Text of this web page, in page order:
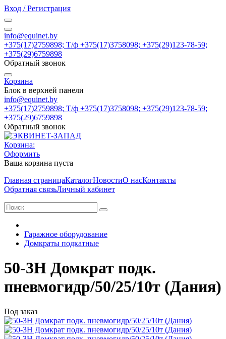
Вход / Регистрация
info@equinet.by
+375(17)2759898; Т/ф +375(17)3758098; +375(29)123-78-59;
+375(29)6759898
Обратный звонок
Корзина
Блок в верхней панели
info@equinet.by
+375(17)2759898; Т/ф +375(17)3758098; +375(29)123-78-59;
+375(29)6759898
Обратный звонок
Корзина:
Оформить
Ваша корзина пуста
Главная страницаКаталогНовостиО насКонтакты
Обратная связьЛичный кабинет
Гаражное оборудование
Домкраты подкатные
50-3Н Домкрат подк.
пневмогидр/50/25/10т (Дания)
Под заказ